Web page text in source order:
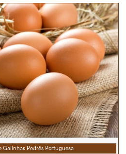
Galinhas Pedrês Portuguesa